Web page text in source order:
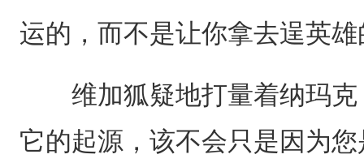
运的，而不是让你拿去逞英雄
维加狐疑地打量着纳玛克
它的起源，该不会只是因为